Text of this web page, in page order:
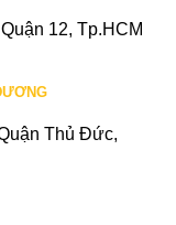
12, Tp.HCM
Thủ Đức,